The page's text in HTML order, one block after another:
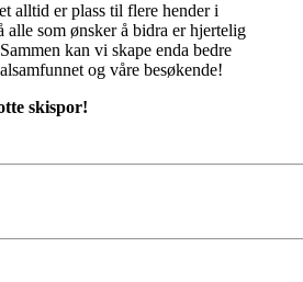
alltid er plass til flere hender i
alle som ønsker å bidra er hjertelig
kan vi skape enda bedre
og våre besøkende!
skispor!